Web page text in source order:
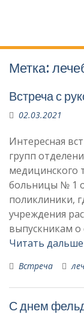
Метка:
Встреча с
02.03.2021
Интересная
групп
медицинского
больницы № 1
поликлиники,
учреждения
выпускникам о
Читать
Встреча
С днем